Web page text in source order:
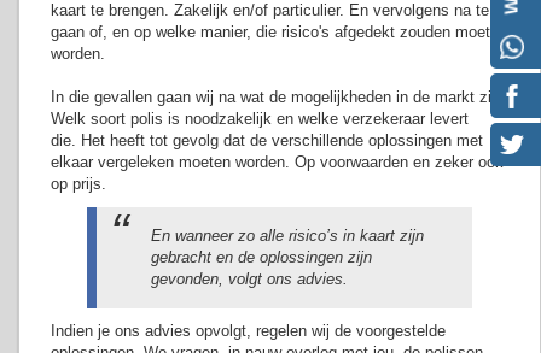
kaart te brengen. Zakelijk en/of particulier. En vervolgens na te
gaan of, en op welke manier, die risico's afgedekt zouden moeten
worden.
In die gevallen gaan wij na wat de mogelijkheden in de markt zijn.
Welk soort polis is noodzakelijk en welke verzekeraar levert
die. Het heeft tot gevolg dat de verschillende oplossingen met
elkaar vergeleken moeten worden. Op voorwaarden en zeker ook
op prijs.
En wanneer zo alle risico’s in kaart zijn
gebracht en de oplossingen zijn
gevonden, volgt ons advies.
Indien je ons advies opvolgt, regelen wij de voorgestelde